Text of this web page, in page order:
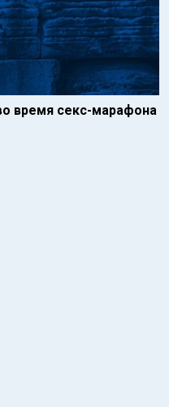
время секс-марафона